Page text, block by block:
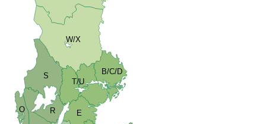
W/X
S
B/C/D
T/U
E
O R